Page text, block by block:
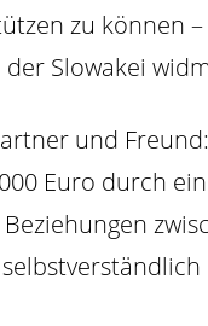
zu können
Slowakei
und
Euro durch